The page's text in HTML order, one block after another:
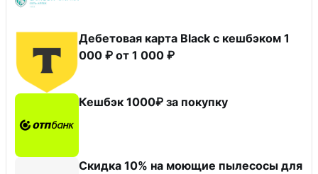
Дебетовая карта Black c кешбэком 1
000 ₽ от 1 000 ₽
Кешбэк 1000₽ за покупку
Скидка 10% на моющие пылесосы для